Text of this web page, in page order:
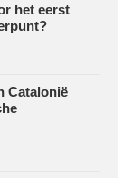
het eerst
Catalonië